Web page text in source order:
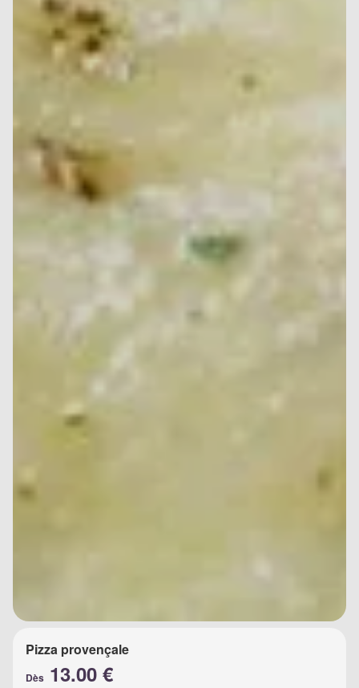
Pizza provençale
Dès 13.00 €